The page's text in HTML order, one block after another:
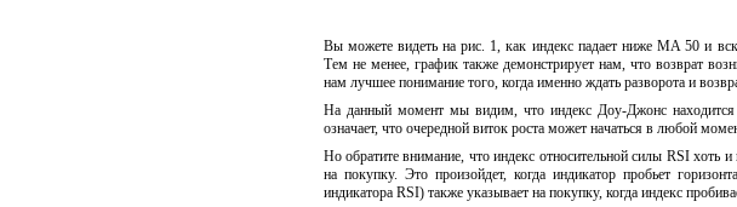
Вы можете видеть на рис. 1, как индекс падает ниже MA 50 и
Тем не менее, график также демонстрирует нам, что возврат
нам лучшее понимание того, когда именно ждать разворота и
На данный момент мы видим, что индекс Доу-Джонс
означает, что очередной виток роста может начаться в
Но обратите внимание, что индекс относительной силы RSI хоть
на покупку. Это произойдет, когда индикатор пробьет
индикатора RSI) также указывает на покупку, когда индекс